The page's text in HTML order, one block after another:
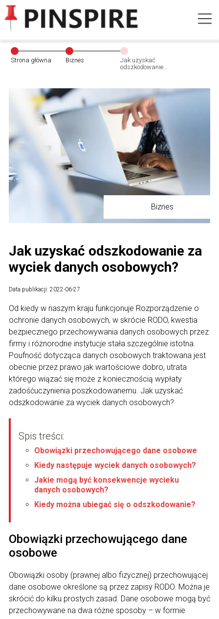
Strona główna Biznes
Jak uzyskać
odszkodowanie
osobowych?
Biznes
Jak uzyskać odszkodowanie za
wyciek danych osobowych?
Data publikacji: 2022-06-27
Od kiedy w naszym kraju funkcjonuje Rozporządzenie o
ochronie danych osobowych, w skrócie RODO, kwestia
bezpiecznego przechowywania danych osobowych przez
firmy i różnorodne instytucje stała szczególnie istotna.
Poufność dotycząca danych osobowych traktowana jest
obecnie przez prawo jak wartościowe dobro, utrata
którego wiązać się może z koniecznością wypłaty
zadośćuczynienia poszkodowanemu. Jak uzyskać
odszkodowanie za wyciek danych osobowych?
Spis treści:
Obowiązki przechowującego dane osobowe
Kiedy następuje wyciek danych osobowych?
Jakie mogą być konsekwencje wycieku
danych osobowych?
Kiedy można ubiegać się o odszkodowanie?
Obowiązki przechowującego dane
osobowe
Obowiązki osoby (prawnej albo fizycznej) przechowującej
dane osobowe określone są przez zapisy RODO. Można je
skrócić do kilku prostych zasad. Dane osobowe mogą być
przechowywane na dwa różne sposoby – w formie